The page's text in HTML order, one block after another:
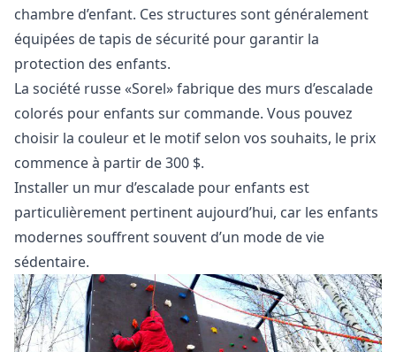
chambre d’enfant. Ces structures sont généralement
équipées de tapis de sécurité pour garantir la
protection des enfants.
La société russe «Sorel» fabrique des murs d’escalade
colorés pour enfants sur commande. Vous pouvez
choisir la couleur et le motif selon vos souhaits, le prix
commence à partir de 300 $.
Installer un mur d’escalade pour enfants est
particulièrement pertinent aujourd’hui, car les enfants
modernes souffrent souvent d’un mode de vie
sédentaire.